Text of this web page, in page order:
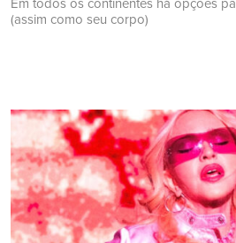
Em todos os continentes há opções
(assim como seu corpo)